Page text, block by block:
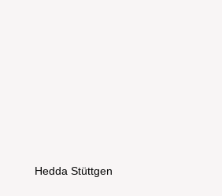
Hedda Stüttgen